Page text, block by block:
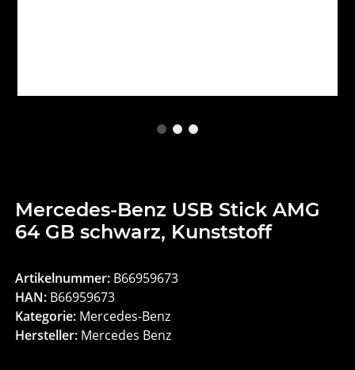
Mercedes-Benz USB Stick AMG
64 GB schwarz, Kunststoff
Artikelnummer: B66959673
HAN: B66959673
Kategorie: Mercedes-Benz
Hersteller: Mercedes Benz